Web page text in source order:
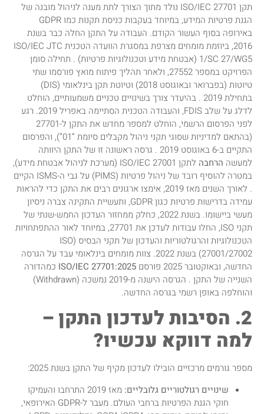
תקן ISO/IEC 27701 נולד מתוך הצורך לתת מענה לניהול מובנה של
הגנת פרטיות המידע, במיוחד בעקבות כניסת תקנות כמו GDPR
באירופה בסוף העשור הקודם. העבודה על התקן החלה כבר בשנת
2016, ביוזמת מומחים מצרפת במסגרת הוועדה הטכנית ISO/IEC JTC
1/SC 27/WG5 (אבטחת מידע וטכנולוגיות פרטיות) . תחילה סומן
הפרויקט במספר 27552, ולאחר תהליך פיתוח מואץ פורסמו שתי
טיוטות (בפברואר ובאוגוסט 2018) וטיוטת תקן בינלאומי (DIS)
בתחילת 2019 . בהיעדר צורך בשינויים טכניים משמעותיים, הוחלט
לדלג על שלב FDIS, והעבודה הטכנית הסתיימה באפריל 2019. רגע
לפני הפרסום הרשמי, הוחלט למספר מחדש את התקן ל-27701
(בהתאם למדיניות שסוגי תקני ניהול מקבלים סיומת “01”), והפרסום
התקיים ב-6 באוגוסט 2019 . גרסה ראשונה זו של התקן היוותה
למעשה הרחבה
לתקן ISO/IEC 27001 (מערכת לניהול אבטחת מידע),
במטרה להוסיף רובד של ניהול פרטיות (PIMS) על גבי ה-ISMS הקיים
. לאורך השנים מאז 2019, אימצו ארגונים רבים את התקן כדי להראות
עמידה בדרישות פרטיות כגון GDPR, ותעשיית התקינה צברה ניסיון
מעשי ביישומו. בשנת 2022, כחלק ממחזור העדכון החמש-שנתי של
תקני ISO, החלו עבודות לעדכן את 27701, במיוחד לאור ההתפתחויות
הטכנולוגיות והרגולטוריות והעדכון של תקני הבסיס (ISO
27001/27002) בשנת 2022. צוות מומחים בינלאומי עבד על הגרסה
החדשה, ובאוקטובר 2025 פורסם
ISO/IEC 27701:2025 כמהדורה
השנייה של התקן . הגרסה הישנה מ-2019 נמשכה (Withdrawn)
והוחלפה באופן רשמי בגרסה החדשה.
2. הסיבות לעדכון התקן –
למה דווקא עכשיו?
מספר גורמים מרכזיים הובילו לעדכון מקיף של התקן בשנת 2025:
שינויים רגולטוריים גלובליים:
מאז 2019 התרחבו והעמיקו
חוקי הגנת הפרטיות ברחבי העולם. מעבר ל-GDPR האירופאי,